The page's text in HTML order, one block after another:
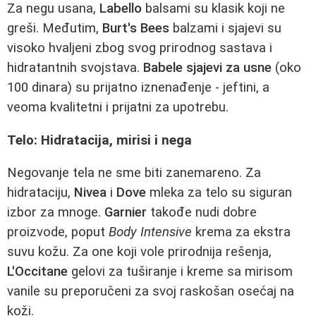
Za negu usana, Labello balsami su klasik koji ne
greši. Međutim, Burt's Bees balzami i sjajevi su
visoko hvaljeni zbog svog prirodnog sastava i
hidratantnih svojstava. Babele sjajevi za usne (oko
100 dinara) su prijatno iznenađenje - jeftini, a
veoma kvalitetni i prijatni za upotrebu.
Telo: Hidratacija, mirisi i nega
Negovanje tela ne sme biti zanemareno. Za
hidrataciju, Nivea i Dove mleka za telo su siguran
izbor za mnoge. Garnier takođe nudi dobre
proizvode, poput Body Intensive krema za ekstra
suvu kožu. Za one koji vole prirodnija rešenja,
L'Occitane gelovi za tuširanje i kreme sa mirisom
vanile su preporučeni za svoj raskošan osećaj na
koži.